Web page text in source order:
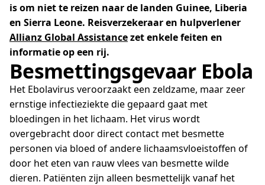
is om niet te reizen naar de landen Guinee, Liberia
en Sierra Leone. Reisverzekeraar en hulpverlener
Allianz Global Assistancezet enkele feiten en
informatie op een rij.
Besmettingsgevaar Ebola
Het Ebolavirus veroorzaakt een zeldzame, maar zeer
ernstige infectieziekte die gepaard gaat met
bloedingen in het lichaam. Het virus wordt
overgebracht door direct contact met besmette
personen via bloed of andere lichaamsvloeistoffen of
door het eten van rauw vlees van besmette wilde
dieren. Patiënten zijn alleen besmettelijk vanaf het